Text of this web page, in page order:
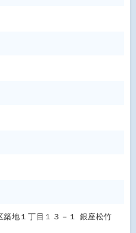
地１丁目１３－１ 銀座松竹